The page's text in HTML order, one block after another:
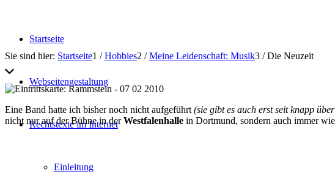
Startseite
Webseitengestaltung
Rechtstexte im Internet
Einleitung
Sie sind hier: Startseite1 / Hobbies2 / Meine Leidenschaft: Musik3 / Die Neuzeit
Eine Band hatte ich bisher noch nicht aufgeführt (sie gibt es auch erst seit knapp
nicht nur auf der Bühne in derWestfalenhalle in Dortmund, sondern auch immer